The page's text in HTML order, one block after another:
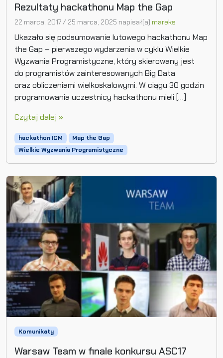
Rezultaty hackathonu Map the Gap
22 marca, 2017/ 25 marca, 2025 napisał(a) mareks
Ukazało się podsumowanie lutowego hackathonu Map
the Gap – pierwszego wydarzenia w cyklu Wielkie
Wyzwania Programistyczne, który skierowany jest
do programistów zainteresowanych Big Data
oraz obliczeniami wielkoskalowymi. W ciągu 30 godzin
programowania uczestnicy hackathonu mieli […]
Czytaj dalej »
hackathon ICM
Map the Gap
Wielkie Wyzwania Programistyczne
Komunikaty
Warsaw Team w finale konkursu ASC17